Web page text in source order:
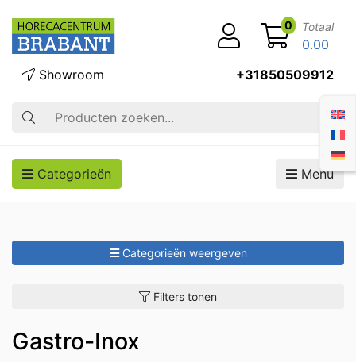
Zoek op
Showroom +31850509912
0 Totaal
0.00
Categorieën Menu
Categorieën weergeven
Filters tonen
Gastro-Inox